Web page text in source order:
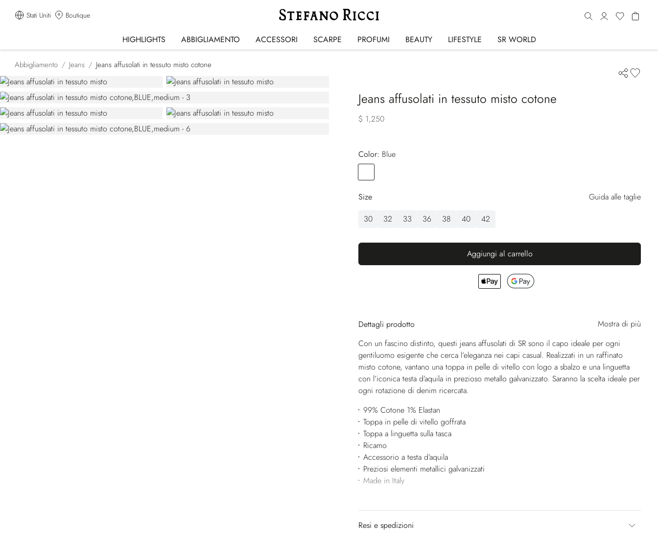
Stati Uniti Boutique
HIGHLIGHTS ABBIGLIAMENTO ACCESSORI SCARPE PROFUMI BEAUTY LIFESTYLE SR WORLD
Abbigliamento Jeans Jeans affusolati in tessuto misto cotone
Jeans affusolati in tessuto misto cotone
$ 1,250
Color:
blue
Size
Guida alle taglie
30
32 33 36 38 40 42
Aggiungi al carrello
Dettagli prodotto
Mostra di più
Con un fascino distinto, questi jeans affusolati di SR sono il capo ideale per ogni
gentiluomo esigente che cerca l’eleganza nei capi casual. Realizzati in un raffinato
misto cotone, vantano una toppa in pelle di vitello con logo a sbalzo e una linguetta
con l’iconica testa d’aquila in prezioso metallo galvanizzato. Saranno la scelta ideale per
ogni rotazione di denim ricercata.
99% Cotone 1% Elastan
Toppa in pelle di vitello goffrata
Toppa a linguetta sulla tasca
Ricamo
Accessorio a testa d’aquila
Preziosi elementi metallici galvanizzati
Made in Italy
Resi e spedizioni